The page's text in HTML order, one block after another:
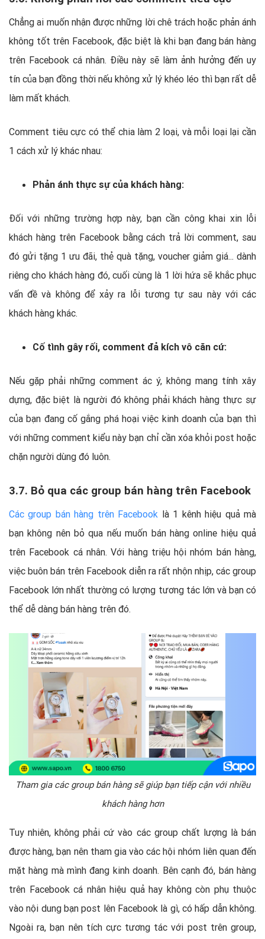
Chẳng ai muốn nhận được những lời chê trách hoặc phản ánh
không tốt trên Facebook, đặc biệt là khi bạn đang bán hàng
trên Facebook cá nhân. Điều này sẽ làm ảnh hưởng đến uy
tín của bạn đồng thời nếu không xử lý khéo léo thì bạn rất dễ
làm mất khách.
Comment tiêu cực có thể chia làm 2 loại, và mỗi loại lại cần
1 cách xử lý khác nhau:
Phản ánh thực sự của khách hàng:
Đối với những trường hợp này, bạn cần công khai xin lỗi
khách hàng trên Facebook bằng cách trả lời comment, sau
đó gửi tặng 1 ưu đãi, thẻ quà tặng, voucher giảm giá... dành
riêng cho khách hàng đó, cuối cùng là 1 lời hứa sẽ khắc phục
vấn đề và không để xảy ra lỗi tương tự sau này với các
khách hàng khác.
Cố tình gây rối, comment đả kích vô căn cứ:
Nếu gặp phải những comment ác ý, không mang tính xây
dựng, đặc biệt là người đó không phải khách hàng thực sự
của bạn đang cố gắng phá hoại việc kinh doanh của bạn thì
với những comment kiểu này bạn chỉ cần xóa khỏi post hoặc
chặn người dùng đó luôn.
3.7. Bỏ qua các group bán hàng trên Facebook
Các group bán hàng trên Facebook là 1 kênh hiệu quả mà
bạn không nên bỏ qua nếu muốn bán hàng online hiệu quả
trên Facebook cá nhân. Với hàng triệu hội nhóm bán hàng,
việc buôn bán trên Facebook diễn ra rất nhộn nhịp, các group
Facebook lớn nhất thường có lượng tương tác lớn và bạn có
thể dễ dàng bán hàng trên đó.
Tham gia các group bán hàng sẽ giúp bạn tiếp cận với nhiều
khách hàng hơn
Tuy nhiên, không phải cứ vào các group chất lượng là bán
được hàng, bạn nên tham gia vào các hội nhóm liên quan đến
mặt hàng mà mình đang kinh doanh. Bên cạnh đó, bán hàng
trên Facebook cá nhân hiệu quả hay không còn phụ thuộc
vào nội dung bạn post lên Facebook là gì, có hấp dẫn không.
Ngoài ra, bạn nên tích cực tương tác với post trên group,